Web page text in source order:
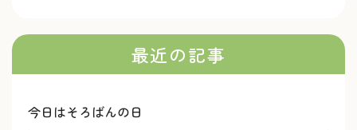
最近の記事
今日はそろばんの日